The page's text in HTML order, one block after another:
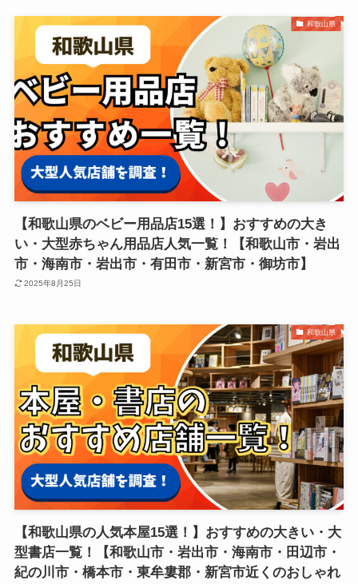
和歌山県
【和歌山県のベビー用品店15選！】おすすめの大き
い・大型赤ちゃん用品店人気一覧！【和歌山市・岩出
市・海南市・岩出市・有田市・新宮市・御坊市】
2025年8月25日
和歌山県
【和歌山県の人気本屋15選！】おすすめの大きい・大
型書店一覧！【和歌山市・岩出市・海南市・田辺市・
紀の川市・橋本市・東牟婁郡・新宮市近くのおしゃれ